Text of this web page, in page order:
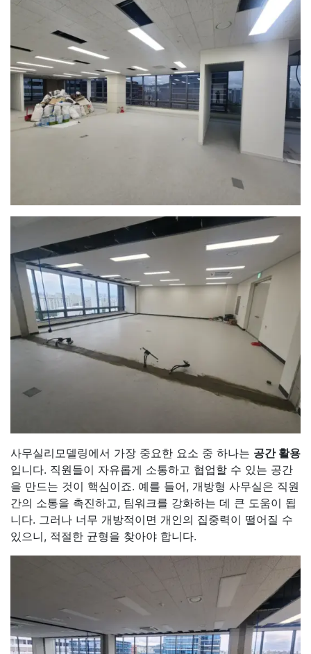
사무실리모델링에서 가장 중요한 요소 중 하나는 공간 활용
입니다. 직원들이 자유롭게 소통하고 협업할 수 있는 공간
을 만드는 것이 핵심이죠. 예를 들어, 개방형 사무실은 직원
간의 소통을 촉진하고, 팀워크를 강화하는 데 큰 도움이 됩
니다. 그러나 너무 개방적이면 개인의 집중력이 떨어질 수
있으니, 적절한 균형을 찾아야 합니다.